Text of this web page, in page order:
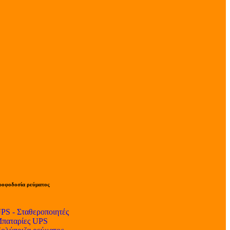
ρεύματος
- Σταθεροποιητές
UPS